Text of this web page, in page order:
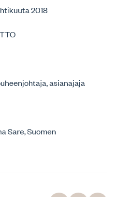
2018
asianajaja
Sare, Suomen